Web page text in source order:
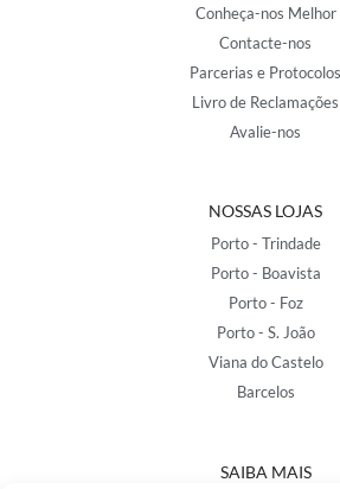
Conheça-nos Melhor
Contacte-nos
Parcerias e Protocolos
Livro de Reclamações
Avalie-nos
NOSSAS LOJAS
Porto - Trindade
Porto - Boavista
Porto - Foz
Porto - S. João
Viana do Castelo
Barcelos
SAIBA MAIS